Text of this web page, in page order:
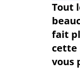
Tout
fait
cette
vous